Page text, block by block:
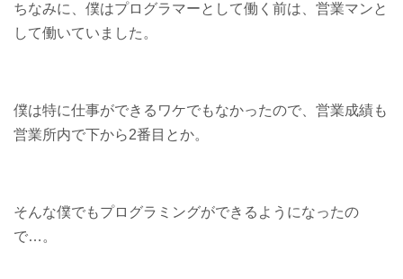
ちなみに、僕はプログラマーとして働く前は、営業マンと
して働いていました。
僕は特に仕事ができるワケでもなかったので、営業成績も
営業所内で下から2番目とか。
そんな僕でもプログラミングができるようになったの
で…。